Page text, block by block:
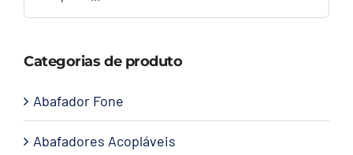
Categorias de produto
Abafador Fone
Abafadores Acopláveis